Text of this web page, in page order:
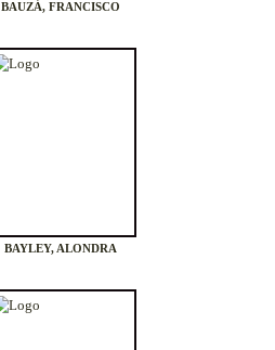
BAUZÁ, FRANCISCO
BAYLEY, ALONDRA